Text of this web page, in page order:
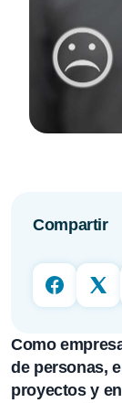
Compartir
Como
de personas,
proyectos y